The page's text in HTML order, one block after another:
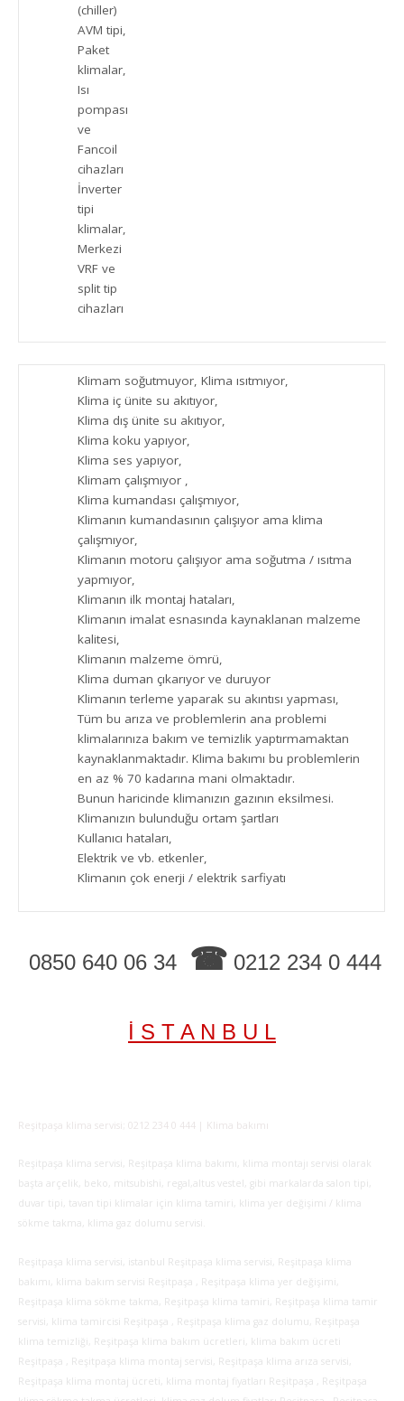
(chiller)
AVM tipi,
Paket
klimalar,
Isı
pompası
ve
Fancoil
cihazları
İnverter
tipi
klimalar,
Merkezi
VRF ve
split tip
cihazları
Klimam soğutmuyor, Klima ısıtmıyor,
Klima iç ünite su akıtıyor,
Klima dış ünite su akıtıyor,
Klima koku yapıyor,
Klima ses yapıyor,
Klimam çalışmıyor ,
Klima kumandası çalışmıyor,
Klimanın kumandasının çalışıyor ama klima
çalışmıyor,
Klimanın motoru çalışıyor ama soğutma / ısıtma
yapmıyor,
Klimanın ilk montaj hataları,
Klimanın imalat esnasında kaynaklanan malzeme
kalitesi,
Klimanın malzeme ömrü,
Klima duman çıkarıyor ve duruyor
Klimanın terleme yaparak su akıntısı yapması,
Tüm bu arıza ve problemlerin ana problemi
klimalarınıza bakım ve temizlik yaptırmamaktan
kaynaklanmaktadır. Klima bakımı bu problemlerin
en az % 70 kadarına mani olmaktadır.
Bunun haricinde klimanızın gazının eksilmesi.
Klimanızın bulunduğu ortam şartları
Kullanıcı hataları,
Elektrik ve vb. etkenler,
Klimanın çok enerji / elektrik sarfiyatı
0850 640 06 34 ☎ 0212 234 0 444
İ S T A N B U L
Reşitpaşa klima servisi; 0212 234 0 444 | Klima bakımı
Reşitpaşa klima servisi, Reşitpaşa klima bakımı, klima montajı servisi olarak
başta arçelik, beko, mitsubishi, regal,altus vestel, gibi markalarda salon tipi,
duvar tipi, tavan tipi klimalar için klima tamiri, klima yer değişimi / klima
sökme takma, klima gaz dolumu servisi.
Reşitpaşa klima servisi, istanbul Reşitpaşa klima servisi, Reşitpaşa klima
bakımı, klima bakım servisi Reşitpaşa , Reşitpaşa klima yer değişimi,
Reşitpaşa klima sökme takma, Reşitpaşa klima tamiri, Reşitpaşa klima tamir
servisi, klima tamircisi Reşitpaşa , Reşitpaşa klima gaz dolumu, Reşitpaşa
klima temizliği, Reşitpaşa klima bakım ücretleri, klima bakım ücreti
Reşitpaşa , Reşitpaşa klima montaj servisi, Reşitpaşa klima arıza servisi,
Reşitpaşa klima montaj ücreti, klima montaj fiyatları Reşitpaşa , Reşitpaşa